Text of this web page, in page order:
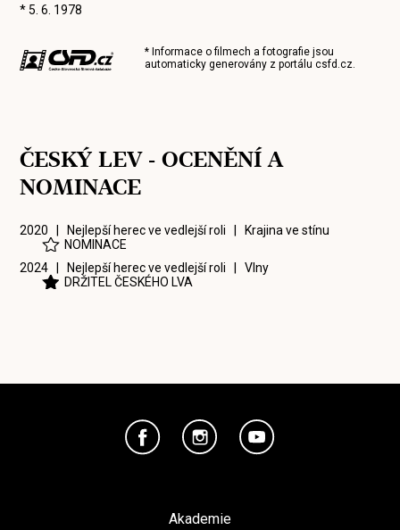
* 5. 6. 1978
* Informace o filmech a fotografie jsou
automaticky generovány z portálucsfd.cz.
ČESKÝ LEV - OCENĚNÍ A
NOMINACE
2020 | Nejlepší herec ve vedlejší roli | Krajina ve stínu
NOMINACE
2024 | Nejlepší herec ve vedlejší roli |Vlny
DRŽITEL ČESKÉHO LVA
Akademie